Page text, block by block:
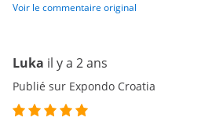
Voir le commentaire original
Luka il y a 2 ans
Publié sur Expondo Croatia